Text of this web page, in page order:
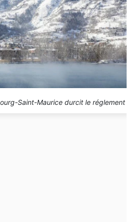
Saint-Maurice durcit le réglement